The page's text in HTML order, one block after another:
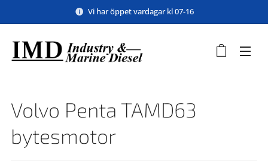
Vi har öppet vardagar kl 07-16
Volvo Penta TAMD63
bytesmotor